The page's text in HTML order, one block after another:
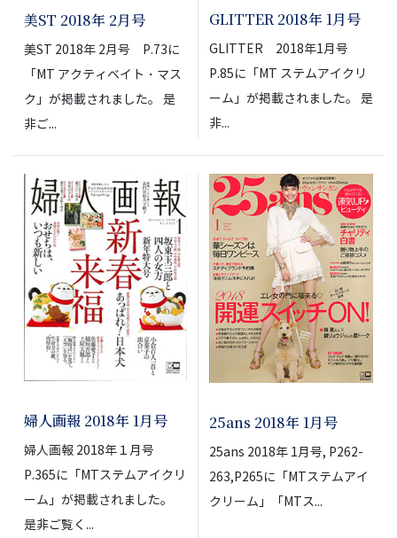
美ST 2018年 2月号
美ST 2018年 2月号 P.73に
「MT アクティベイト・マス
ク」が掲載されました。 是
非ご...
GLITTER 2018年 1月号
GLITTER 2018年1月号
P.85に「MT ステムアイクリ
ーム」が掲載されました。 是
非...
婦人画報 2018年 1月号
婦人画報 2018年１月号
P.365に「MTステムアイクリ
ーム」が掲載されました。
是非ご覧く...
25ans 2018年 1月号
25ans 2018年 1月号, P262-
263,P265に「MTステムアイ
クリーム」「MTス...